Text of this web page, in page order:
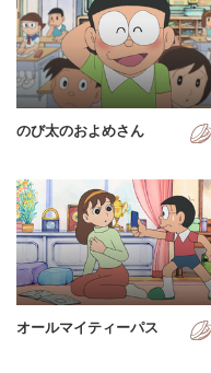
2015年
2016年
2017年
2019年
2020年
2021年
2022年
のび太のおよめさん
オールマイティーパス